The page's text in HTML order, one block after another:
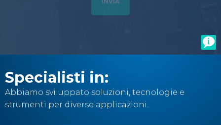
Specialisti in:
Abbiamo sviluppato soluzioni, tecnologie e
strumenti per diverse applicazioni.